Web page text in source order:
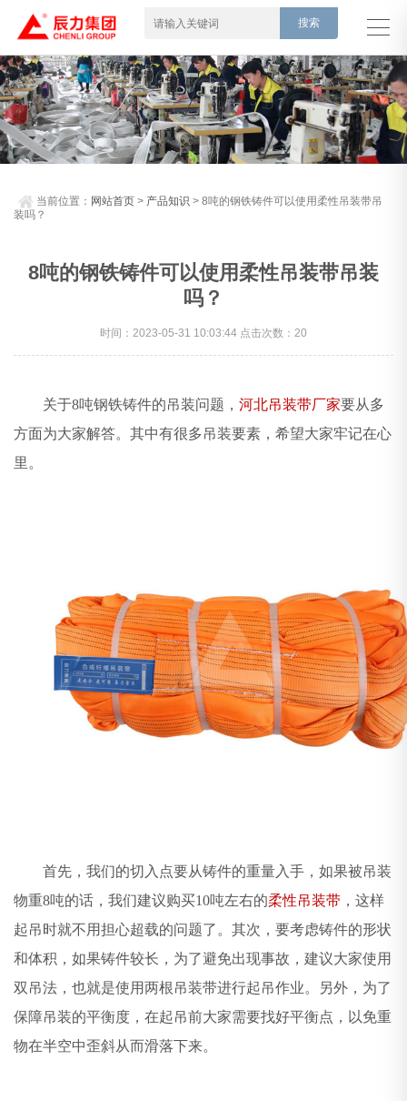
当前位置： 网站首页 > 产品知识 > 8吨的钢铁铸件可以使用柔性吊装带吊
装吗？
8吨的钢铁铸件可以使用柔性吊装带吊装
吗？
时间：2023-05-31 10:03:44 点击次数：20
关于8吨钢铁铸件的吊装问题，河北吊装带厂家要从多
方面为大家解答。其中有很多吊装要素，希望大家牢记在心
里。
首先，我们的切入点要从铸件的重量入手，如果被吊装
物重8吨的话，我们建议购买10吨左右的柔性吊装带 ，这样
起吊时就不用担心超载的问题了。其次，要考虑铸件的形状
和体积，如果铸件较长，为了避免出现事故，建议大家使用
双吊法，也就是使用两根吊装带进行起吊作业。另外，为了
保障吊装的平衡度，在起吊前大家需要找好平衡点，以免重
物在半空中歪斜从而滑落下来。